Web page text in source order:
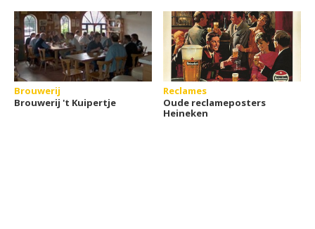
Brouwerij
Brouwerij 't Kuipertje
Reclames
Oude reclameposters
Heineken